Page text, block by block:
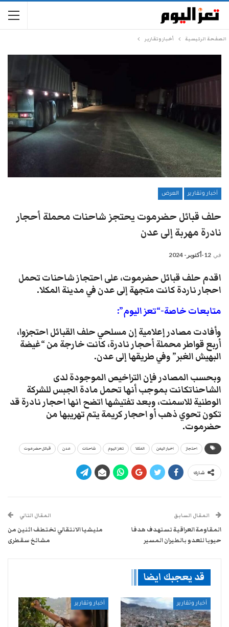
الصفحة الرئيسية أخبار وتقارير
أخبار وتقارير العرض
حلف قبائل حضرموت يحتجز شاحنات محملة أحجار
نادرة مهربة إلى عدن
في 12-أكتوبر- 2024
اقدم حلف قبائل حضرموت، على احتجاز شاحنات تحمل
احجار ناردة كانت متجهة إلى عدن في مدينة المكلا.
متابعات خاصة-“تعز اليوم”:
وأفادت مصادر إعلامية إن مسلحي حلف القبائل احتجزوا،
أربع قواطر محملة أحجار نادرة، كانت خارجة من “غيضة
البهيش الغبر” وفي طريقها إلى عدن.
وبحسب المصادر فإن التراخيص الموجودة لدى
الشاحناتكانت بموجب أنها تحمل مادة الجبس للشركة
الوطنية للاسمنت، وبعد تفتيشها اتضح انها احجار نادرة قد
تكون تحوي ذهب أو احجار كريمة يتم تهريبها من
حضرموت.
احتجاز اخبار اليمن المكلا تعز اليوم شاحنات عدن قبائل حضرموت
شارك
المقال السابق
المقاومة العراقية تستهدف هدفا
حيويا للعدو بالطيران المسير
المقال التالي
مليشيا الانتقالي تختطف اثنين من
مشائخ سقطرى
قد يعجبك ايضا
أخبار وتقارير أخبار وتقارير